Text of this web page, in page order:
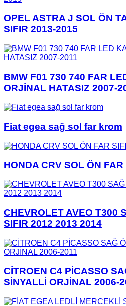
OPEL ASTRA J SOL ÖN
SIFIR 2013-2015
BMW F01 730 740 FAR
ORJİNAL HATASIZ 2007-
Fiat egea sağ sol far krom
HONDA CRV SOL ÖN
CHEVROLET AVEO T300
SIFIR 2012 2013 2014
CİTROEN C4 PİCASSO
SİNYALLİ ORJİNAL 2006-